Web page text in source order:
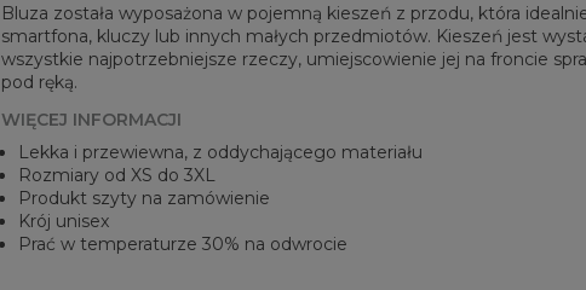
Bluza została wyposażona w pojemną kieszeń z przodu, która
smartfona, kluczy lub innych małych przedmiotów. Kieszeń jest
wszystkie najpotrzebniejsze rzeczy, umiejscowienie jej na froncie
pod ręką.
WIĘCEJ INFORMACJI
Lekka i przewiewna, z oddychającego materiału
Rozmiary od XS do 3XL
Produkt szyty na zamówienie
Krój unisex
Prać w temperaturze 30% na odwrocie